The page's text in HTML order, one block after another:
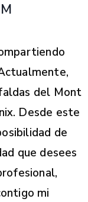
del Mont
Desde este
de
que desees
mi